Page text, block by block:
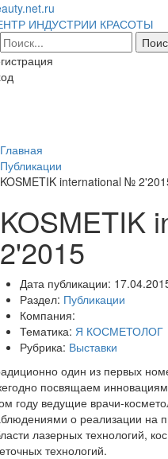
ИНДУСТРИИ КРАСОТЫ
Главная
Публикации
KOSMETIK international №
KOSMETIK
2'2015
Дата публикации:
Раздел: Публикации
Компания:
Тематика: Я КОСМЕТОЛОГ
Рубрика: Выставки
один из первых
посвящаем
году ведущие врачи-
о реализации на
лазерных технологий,
технологий.